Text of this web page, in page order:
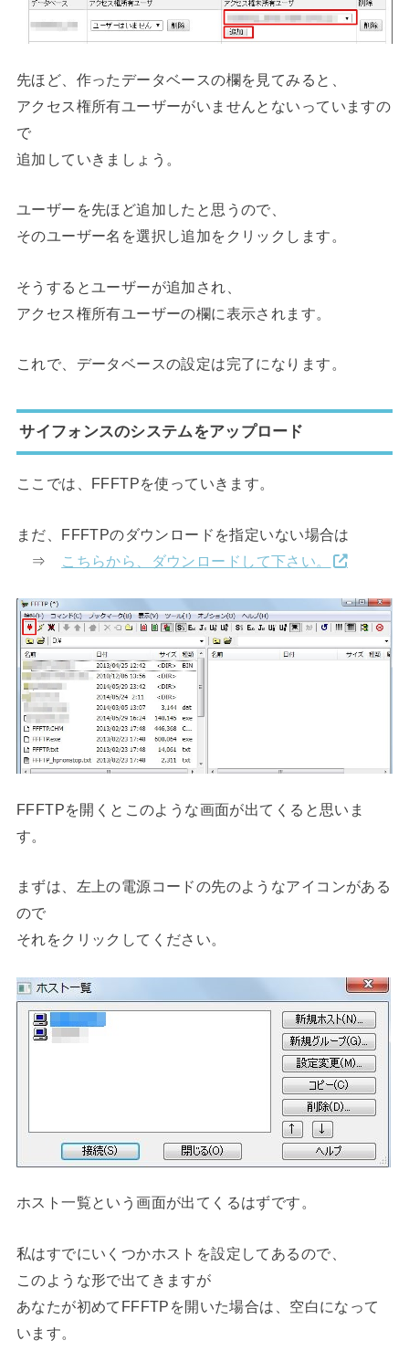
先ほど、作ったデータベースの欄を見てみると、
アクセス権所有ユーザーがいませんとないっていますの
で
追加していきましょう。
ユーザーを先ほど追加したと思うので、
そのユーザー名を選択し追加をクリックします。
そうするとユーザーが追加され、
アクセス権所有ユーザーの欄に表示されます。
これで、データベースの設定は完了になります。
サイフォンスのシステムをアップロード
ここでは、FFFTPを使っていきます。
まだ、FFFTPのダウンロードを指定いない場合は
⇒
こちらから、ダウンロードして下さい。
FFFTPを開くとこのような画面が出てくると思いま
す。
まずは、左上の電源コードの先のようなアイコンがある
ので
それをクリックしてください。
ホスト一覧という画面が出てくるはずです。
私はすでにいくつかホストを設定してあるので、
このような形で出てきますが
あなたが初めてFFFTPを開いた場合は、空白になって
います。